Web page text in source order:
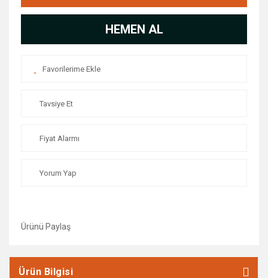
HEMEN AL
Tavsiye Et
Fiyat Alarmı
Yorum Yap
Ürünü Paylaş
Ürün Bilgisi